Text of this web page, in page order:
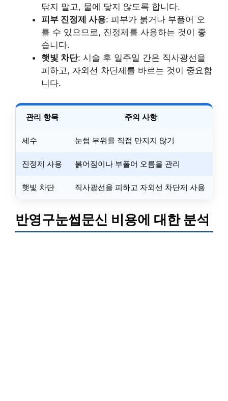
닦지 말고, 물에 닿지 않도록 합니다.
피부 진정제 사용: 피부가 붉거나 부풀어 오
를 수 있으므로, 진정제를 사용하는 것이 좋
습니다.
햇빛 차단: 시술 후 일주일 간은 직사광선을
피하고, 자외선 차단제를 바르는 것이 중요합
니다.
관리 항목 주의 사항
세수 눈썹 부위를 직접 만지지 않기
진정제 사용 붉어짐이나 부풀어 오름을 관리
햇빛 차단 직사광선을 피하고 자외선 차단제 사용
반영구눈썹문신 비용에 대한 분석